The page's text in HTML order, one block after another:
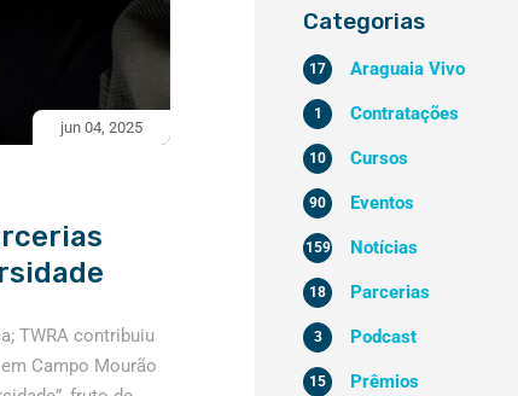
jun 04, 2025
TWRA contribuiu
Campo Mourão
Categorias
Araguaia Vivo
17
Contratações
1
Cursos
10
Eventos
90
Notícias
159
Parcerias
18
Podcast
3
Prêmios
15